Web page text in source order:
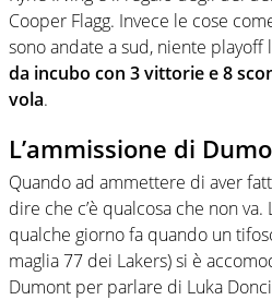
Cooper Flagg. Invece le cose
sono andate a sud, niente playoff
da incubo con 3 vittorie e 8
vola.
L’ammissione di
Quando ad ammettere di aver
dire che c’è qualcosa che non
qualche giorno fa quando un
maglia 77 dei Lakers) si è
Dumont per parlare di Luka